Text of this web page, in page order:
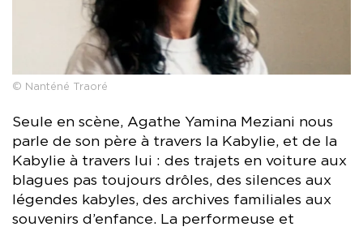
© Nanténé Traoré
Seule en scène, Agathe Yamina Meziani nous
parle de son père à travers la Kabylie, et de la
Kabylie à travers lui : des trajets en voiture aux
blagues pas toujours drôles, des silences aux
légendes kabyles, des archives familiales aux
souvenirs d’enfance. La performeuse et